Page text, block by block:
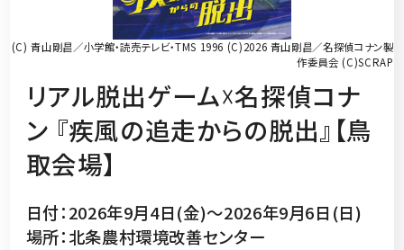
(C) 青山剛昌／小学館・読売テレビ・TMS 1996 (C)2026 青山剛昌／名探偵コナン製
作委員会 (C)SCRAP
リアル脱出ゲーム☓名探偵コナ
ン 『疾風の追走からの脱出』【鳥
取会場】
日付：2026年9月4日(金)～2026年9月6日(日)
場所：北条農村環境改善センター